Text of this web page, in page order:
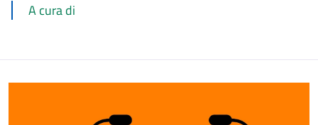
A cura di